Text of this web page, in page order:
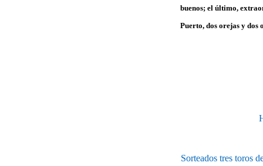
buenos; el último,
Puerto, dos orejas y dos
Sorteados tres toros